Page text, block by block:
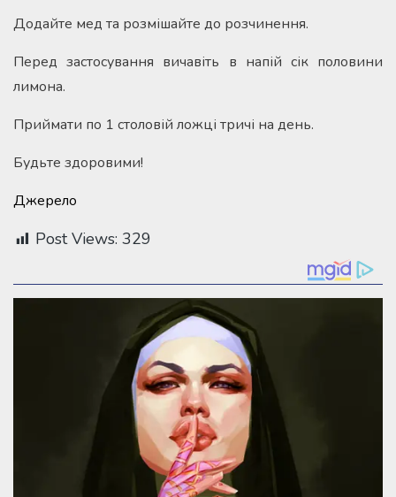
Додайте мед та розмішайте до розчинення.
Перед застосування вичавіть в напій сік половини
лимона.
Приймати по 1 столовій ложці тричі на день.
Будьте здоровими!
Джерело
Post Views: 329